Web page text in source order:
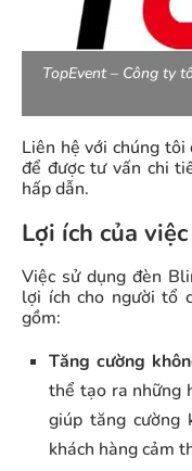
TopEvent – Công ty
Liên hệ với chúng
để được tư vấn chi
hấp dẫn.
Lợi ích của
Việc sử dụng đèn
lợi ích cho người tổ
gồm:
Tăng cường
thể tạo ra những
giúp tăng cường
khách hàng cảm